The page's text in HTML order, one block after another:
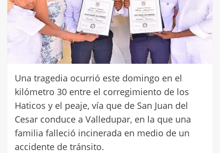
Una tragedia ocurrió este domingo en el
kilómetro 30 entre el corregimiento de los
Haticos y el peaje, vía que de San Juan del
Cesar conduce a Valledupar, en la que una
familia falleció incinerada en medio de un
accidente de tránsito.